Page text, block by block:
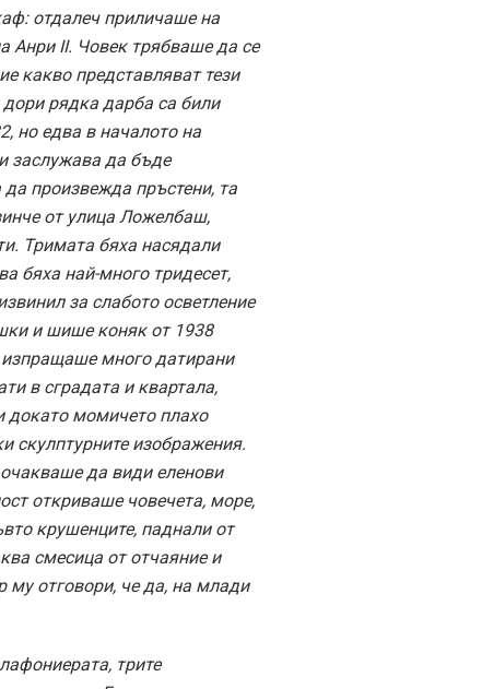
отдалеч приличаше на
Анри II. Човек трябваше да се
какво представляват тези
рядка дарба са били
но едва в началото на
заслужава да бъде
произвежда пръстени, та
от улица Ложелбаш,
Тримата бяха насядали
бяха най-много тридесет,
за слабото осветление
и шише коняк от 1938
много датирани
в сградата и квартала,
докато момичето плахо
скулптурните изображения.
да види еленови
откриваше човечета, море,
крушенците, паднали от
смесица от отчаяние и
отговори, че да, на млади
трите